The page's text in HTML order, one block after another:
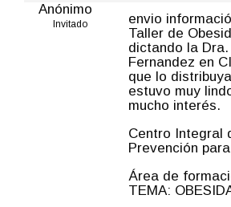
Anónimo
Invitado
envio
Taller de
dictando la
Fernandez en
que lo
estuvo muy
mucho interés.
Centro Integral
Prevención
Área de
TEMA: